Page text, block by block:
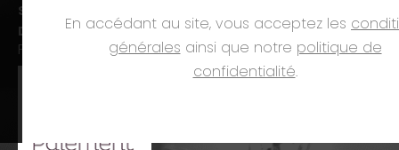
En accédant au site, vous acceptez les
générales ainsi que notre politique de
confidentialité.
Sam. :
Dim. et jours fériés :fermé
PAIEMENTS